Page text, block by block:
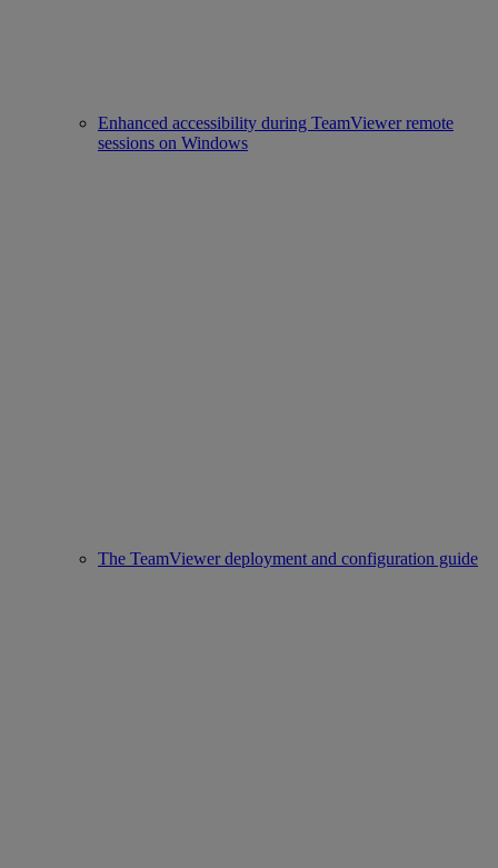
Enhanced accessibility during TeamViewer remote
sessions on Windows
The TeamViewer deployment and configuration guide